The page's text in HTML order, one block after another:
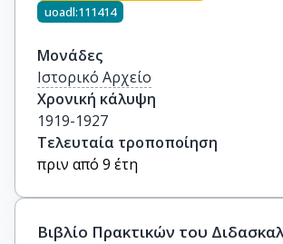
uoadl:111414
Μονάδες
Ιστορικό Αρχείο
Χρονική κάλυψη
1919-1927
Τελευταία τροποποίηση
πριν από 9 έτη
Βιβλίο Πρακτικών του